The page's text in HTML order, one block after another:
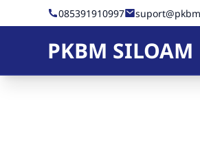
Skip to Content085391910997
PKBM SILOAM